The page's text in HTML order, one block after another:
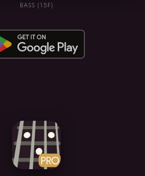
BASS (15F)